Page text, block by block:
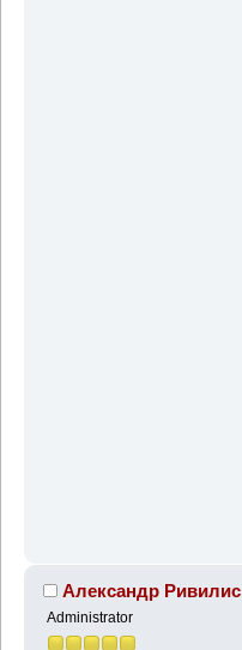
Александр Ривилис
Administrator